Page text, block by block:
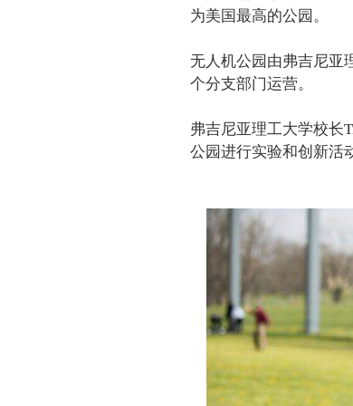
为美国最高的公园。
无人机公园由弗吉尼亚
个分支部门运营。
弗吉尼亚理工大学校长
公园进行实验和创新活